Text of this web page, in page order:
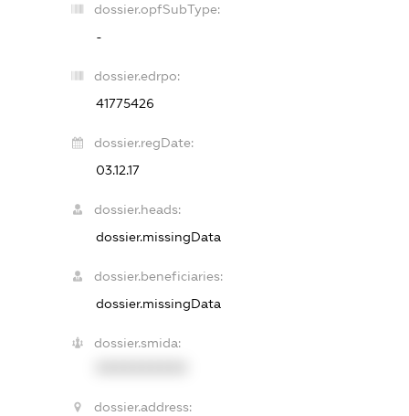
dossier.opfSubType:
-
dossier.edrpo:
41775426
dossier.regDate:
03.12.17
dossier.heads:
dossier.missingData
dossier.beneficiaries:
dossier.missingData
dossier.smida:
dossier.address: